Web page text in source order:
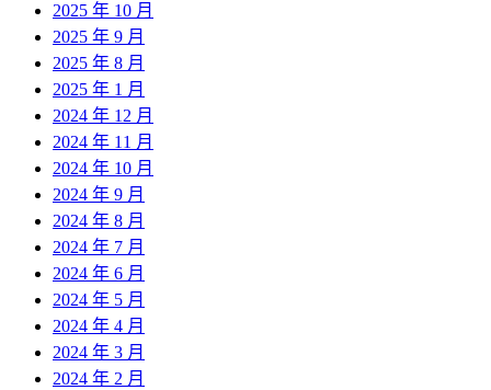
2025 年 10 月
2025 年 9 月
2025 年 8 月
2025 年 1 月
2024 年 12 月
2024 年 11 月
2024 年 10 月
2024 年 9 月
2024 年 8 月
2024 年 7 月
2024 年 6 月
2024 年 5 月
2024 年 4 月
2024 年 3 月
2024 年 2 月